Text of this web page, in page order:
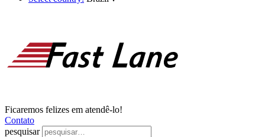
Ficaremos felizes em atendê-lo!
Contato
pesquisar